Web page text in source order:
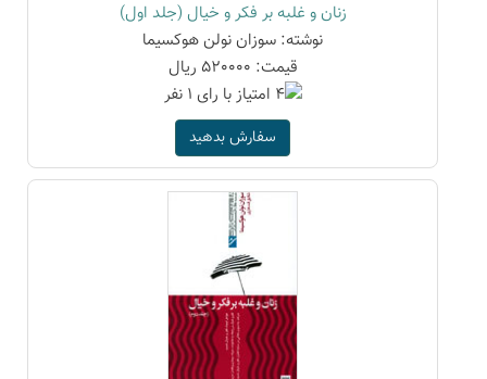
زنان و غلبه بر فکر و خیال (جلد اول)
نوشته: سوزان نولن هوکسیما
قیمت: 520000 ریال
سفارش بدهید